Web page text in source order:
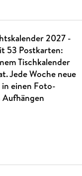
2027 -
53 Postkarten:
Tischkalender
Jede Woche neue
einen Foto-
Aufhängen